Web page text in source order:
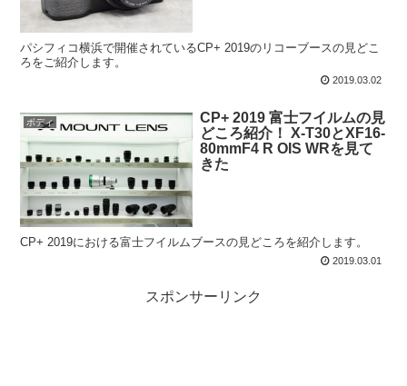
パシフィコ横浜で開催されているCP+ 2019のリコーブースの見どこ
ろをご紹介します。
2019.03.02
ボディ
CP+ 2019 富士フイルムの見
どころ紹介！ X-T30とXF16-
80mmF4 R OIS WRを見て
きた
CP+ 2019における富士フイルムブースの見どころを紹介します。
2019.03.01
スポンサーリンク